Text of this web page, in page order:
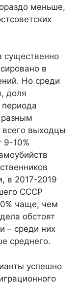
меньше,
существенно
в
Но среди
доля
периода
разным
выходцы
9-10%
в 2017-2019
СССР
чаще, чем
обстоят
– среди них
среднего.
успешно